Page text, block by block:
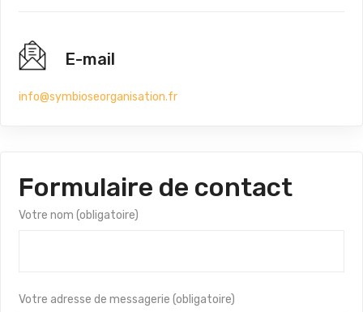
E-mail
info@symbioseorganisation.fr
Formulaire de contact
Votre nom (obligatoire)
Votre adresse de messagerie (obligatoire)